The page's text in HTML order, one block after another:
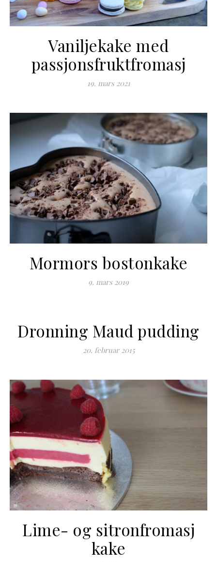
Vaniljekake med
passjonsfruktfromasj
19. mars 2021
Mormors bostonkake
9. mars 2019
Dronning Maud pudding
20. februar 2015
Lime- og sitronfromasj
kake